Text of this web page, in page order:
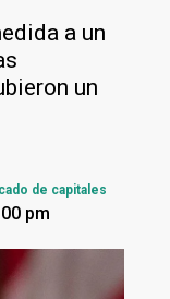
a un
un
de capitales
pm